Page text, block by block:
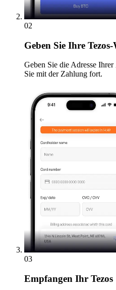
02
Geben Sie Ihre
Geben Sie die Adresse
Sie mit der Zahlung fort.
03
Empfangen Ihr Tezos